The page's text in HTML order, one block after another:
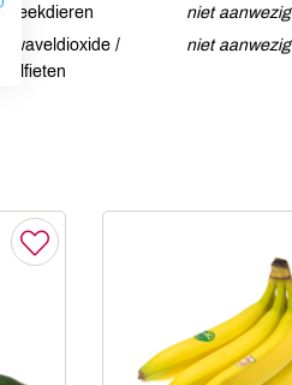
Weekdieren
niet aanwezig
Zwaveldioxide /
sulfieten
niet aanwezig